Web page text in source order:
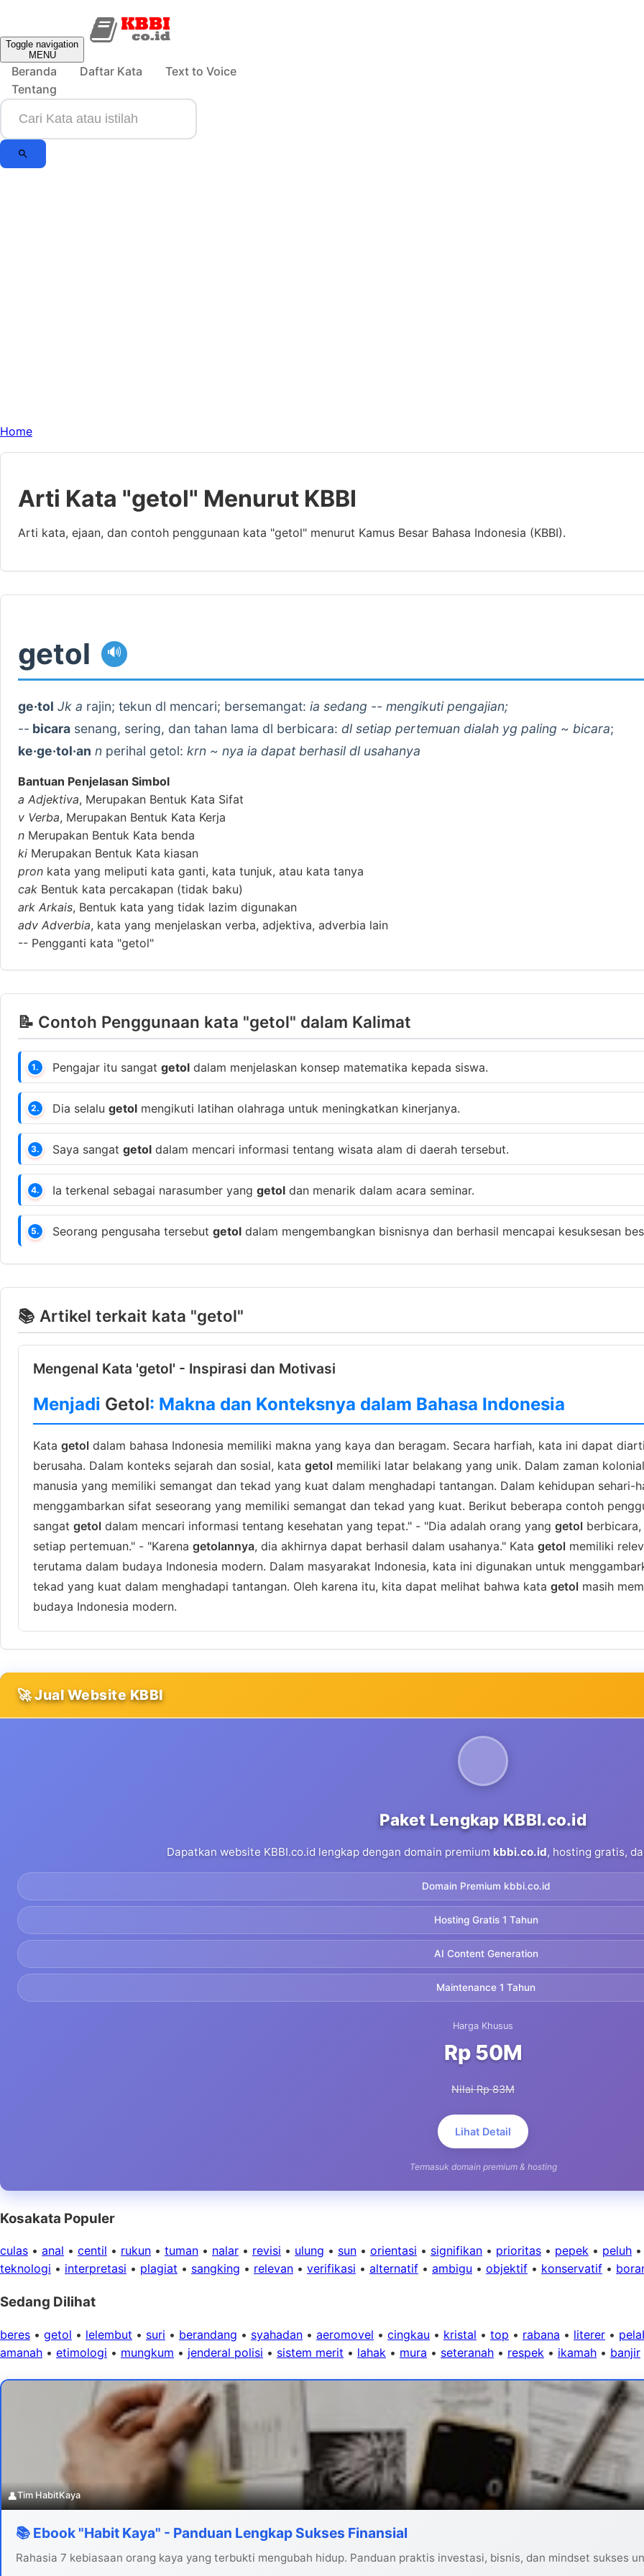
Toggle navigation
MENU
Beranda Daftar Kata
Text to Voice
Tentang
Home
Arti Kata "getol" Menurut KBBI
Arti kata, ejaan, dan contoh penggunaan kata "getol" menurut Kamus Besar Bahasa Indonesia (KBBI).
getol 🔊
ge·tol Jk a rajin; tekun dl mencari; bersemangat: ia sedang -- mengikuti pengajian;
-- bicara senang, sering, dan tahan lama dl berbicara: dl setiap pertemuan dialah yg paling ~ bicara;
ke·ge·tol·an n perihal getol: krn ~ nya ia dapat berhasil dl usahanya
Bantuan Penjelasan Simbol
a Adjektiva, Merupakan Bentuk Kata Sifat
v Verba, Merupakan Bentuk Kata Kerja
n Merupakan Bentuk Kata benda
ki Merupakan Bentuk Kata kiasan
pron kata yang meliputi kata ganti, kata tunjuk, atau kata tanya
cak Bentuk kata percakapan (tidak baku)
ark Arkais, Bentuk kata yang tidak lazim digunakan
adv Adverbia, kata yang menjelaskan verba, adjektiva, adverbia lain
-- Pengganti kata "getol"
📝 Contoh Penggunaan kata "getol" dalam Kalimat
1. Pengajar itu sangat getol dalam menjelaskan konsep matematika kepada siswa.
2. Dia selalu getol mengikuti latihan olahraga untuk meningkatkan kinerjanya.
3. Saya sangat getol dalam mencari informasi tentang wisata alam di daerah tersebut.
4. Ia terkenal sebagai narasumber yang getol dan menarik dalam acara seminar.
5. Seorang pengusaha tersebut getol dalam mengembangkan bisnisnya dan berhasil mencapai kesuksesan
📚 Artikel terkait kata "getol"
Mengenal Kata 'getol' - Inspirasi dan Motivasi
Menjadi Getol: Makna dan Konteksnya dalam Bahasa Indonesia
Kata getol dalam bahasa Indonesia memiliki makna yang kaya dan beragam. Secara harfiah, kata ini dapat
berusaha. Dalam konteks sejarah dan sosial, kata getol memiliki latar belakang yang unik. Dalam zaman
manusia yang memiliki semangat dan tekad yang kuat dalam menghadapi tantangan. Dalam kehidupan sehari-
menggambarkan sifat seseorang yang memiliki semangat dan tekad yang kuat. Berikut beberapa contoh
sangat getol dalam mencari informasi tentang kesehatan yang tepat." - "Dia adalah orang yang getol
setiap pertemuan." - "Karena getolannya, dia akhirnya dapat berhasil dalam usahanya." Kata getol memiliki
terutama dalam budaya Indonesia modern. Dalam masyarakat Indonesia, kata ini digunakan untuk
tekad yang kuat dalam menghadapi tantangan. Oleh karena itu, kita dapat melihat bahwa kata getol masih
budaya Indonesia modern.
🚀 Jual Website KBBI
Paket Lengkap KBBI.co.id
Dapatkan website KBBI.co.id lengkap dengan domain premium kbbi.co.id, hosting gratis,
Domain Premium kbbi.co.id
Hosting Gratis 1 Tahun
AI Content Generation
Maintenance 1 Tahun
Harga Khusus
Rp 50M
Nilai Rp 83M
Lihat Detail
Termasuk domain premium & hosting
Kosakata Populer
culas • anal • centil • rukun • tuman • nalar • revisi • ulung • sun • orientasi • signifikan • prioritas • pepek • peluh
teknologi • interpretasi • plagiat • sangking • relevan • verifikasi • alternatif • ambigu • objektif • konservatif •
Sedang Dilihat
beres • getol • lelembut • suri • berandang • syahadan • aeromovel • cingkau • kristal • top • rabana • literer •
amanah • etimologi • mungkum • jenderal polisi • sistem merit • lahak • mura • seteranah • respek • ikamah • banjir
👤Tim HabitKaya
📚 Ebook "Habit Kaya" - Panduan Lengkap Sukses Finansial
Rahasia 7 kebiasaan orang kaya yang terbukti mengubah hidup. Panduan praktis investasi, bisnis, dan mindset sukses